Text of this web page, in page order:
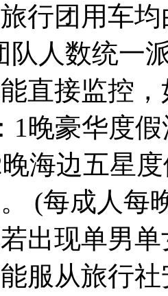
行团用车
队人数统一
直接监控
1晚豪华度
海边五星
(每成人每
出现单男
服从旅行